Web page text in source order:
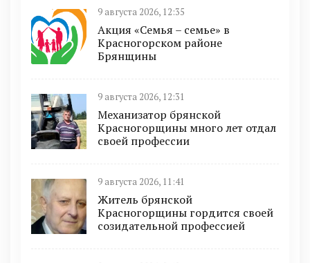
9 августа 2026, 12:35
Акция «Семья – семье» в
Красногорском районе
Брянщины
9 августа 2026, 12:31
Механизатор брянской
Красногорщины много лет отдал
своей профессии
9 августа 2026, 11:41
Житель брянской
Красногорщины гордится своей
созидательной профессией